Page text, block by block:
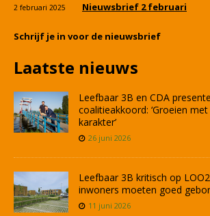
2 februari 2025 Nieuwsbrief 2 februari
Schrijf je in voor de nieuwsbrief
Laatste nieuws
Leefbaar 3B en CDA
coalitieakkoord: ‘Groeien
karakter’
26 juni 2026
Leefbaar 3B kritisch op
inwoners moeten goed
11 juni 2026